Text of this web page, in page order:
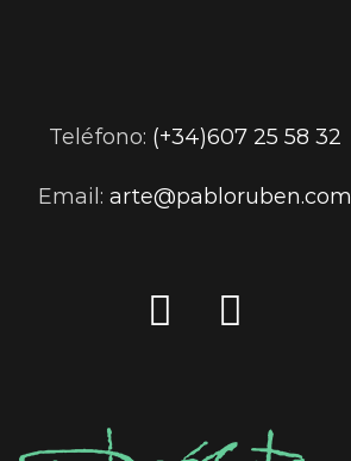
Teléfono: (+34)607 25 58 32
Email: arte@pabloruben.com